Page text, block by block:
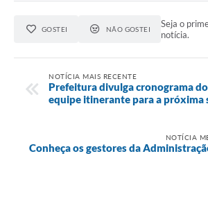
GOSTEI NÃO GOSTEI
Seja o
notícia.
NOTÍCIA MAIS RECENTE
Prefeitura divulga cronograma
equipe itinerante para a próxima
NOTÍCIA
Conheça os gestores da